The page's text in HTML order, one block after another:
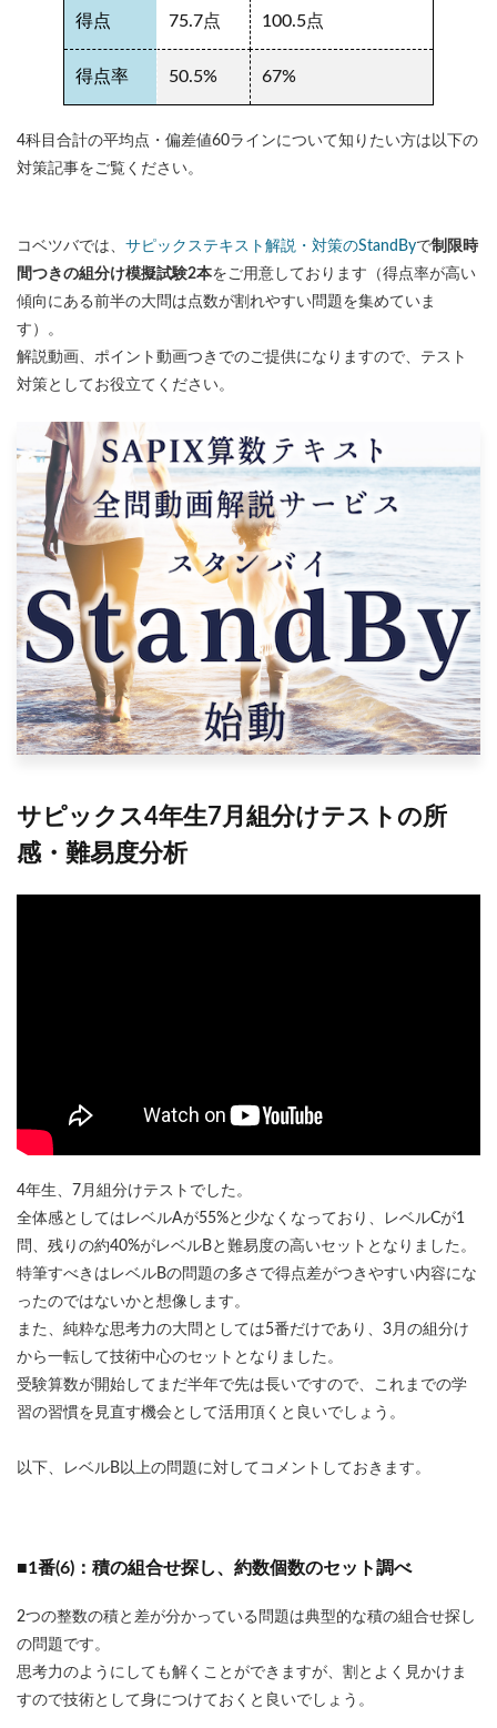
得点 75.7点 100.5点
得点率 50.5% 67%
4科目合計の平均点・偏差値60ラインについて知りたい方は以下の
対策記事をご覧ください。
コベツバでは、 サピックステキスト解説・対策のStandByで制限時
間つきの組分け模擬試験2本をご用意しております（得点率が高い
傾向にある前半の大問は点数が割れやすい問題を集めていま
す）。
解説動画、ポイント動画つきでのご提供になりますので、テスト
対策としてお役立てください。
サピックス4年生7月組分けテストの所
感・難易度分析
4年生、7月組分けテストでした。
全体感としてはレベルAが55%と少なくなっており、レベルCが1
問、残りの約40%がレベルBと難易度の高いセットとなりました。
特筆すべきはレベルBの問題の多さで得点差がつきやすい内容にな
ったのではないかと想像します。
また、純粋な思考力の大問としては5番だけであり、3月の組分け
から一転して技術中心のセットとなりました。
受験算数が開始してまだ半年で先は長いですので、これまでの学
習の習慣を見直す機会として活用頂くと良いでしょう。
以下、レベルB以上の問題に対してコメントしておきます。
■1番(6)：積の組合せ探し、約数個数のセット調べ
2つの整数の積と差が分かっている問題は典型的な積の組合せ探し
の問題です。
思考力のようにしても解くことができますが、割とよく見かけま
すので技術として身につけておくと良いでしょう。